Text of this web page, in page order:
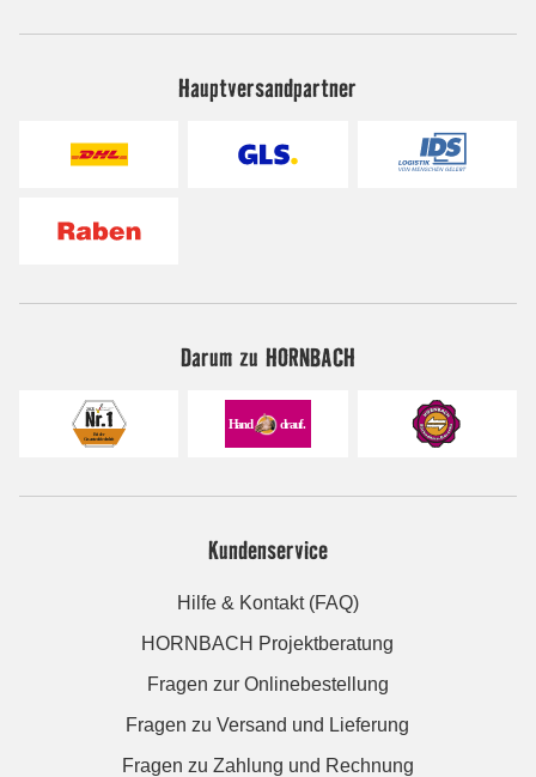
Hauptversandpartner
Darum zu HORNBACH
Kundenservice
Hilfe & Kontakt (FAQ)
HORNBACH Projektberatung
Fragen zur Onlinebestellung
Fragen zu Versand und Lieferung
Fragen zu Zahlung und Rechnung